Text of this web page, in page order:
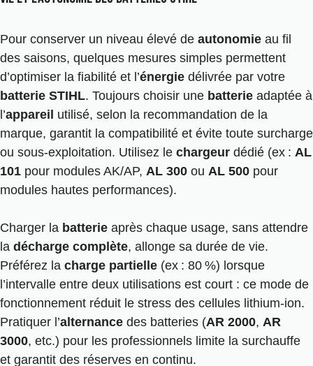
Pour conserver un niveau élevé de autonomie au fil
des saisons, quelques mesures simples permettent
d’optimiser la fiabilité et l’énergie délivrée par votre
batterie STIHL. Toujours choisir une batterie adaptée à
l’appareil utilisé, selon la recommandation de la
marque, garantit la compatibilité et évite toute surcharge
ou sous-exploitation. Utilisez le chargeur dédié (ex : AL
101 pour modules AK/AP, AL 300 ou AL 500 pour
modules hautes performances).
Charger la batterie après chaque usage, sans attendre
la décharge complète, allonge sa durée de vie.
Préférez la charge partielle (ex : 80 %) lorsque
l’intervalle entre deux utilisations est court : ce mode de
fonctionnement réduit le stress des cellules lithium-ion.
Pratiquer l’alternance des batteries (AR 2000, AR
3000, etc.) pour les professionnels limite la surchauffe
et garantit des réserves en continu.